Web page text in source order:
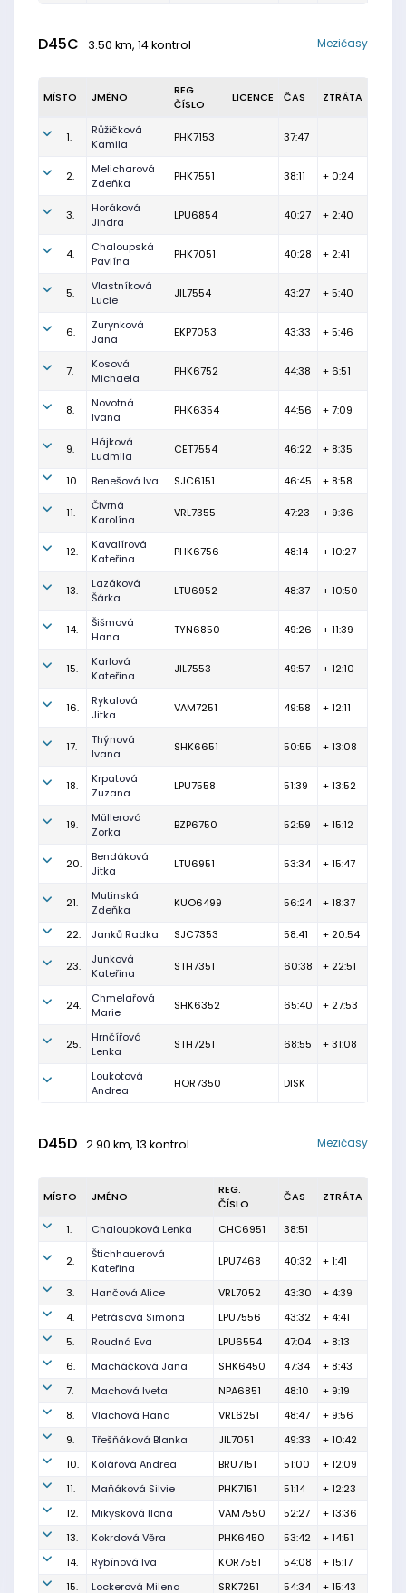
D45C 3.50 km, 14 kontrol Mezičasy
MÍSTO JMÉNO
REG.
ČÍSLO
LICENCE ČAS ZTRÁTA
1.
Růžičková
Kamila
PHK7153 37:47
2.
Melicharová
Zdeňka
PHK7551 38:11 + 0:24
3.
Horáková
Jindra
LPU6854 40:27 + 2:40
4.
Chaloupská
Pavlína
PHK7051 40:28 + 2:41
5.
Vlastníková
Lucie
JIL7554 43:27 + 5:40
6.
Zurynková
Jana
EKP7053 43:33 + 5:46
7.
Kosová
Michaela
PHK6752 44:38 + 6:51
8.
Novotná
Ivana
PHK6354 44:56 + 7:09
9.
Hájková
Ludmila
CET7554 46:22 + 8:35
10. Benešová Iva SJC6151 46:45 + 8:58
11.
Čivrná
Karolína
VRL7355 47:23 + 9:36
12.
Kavalírová
Kateřina
PHK6756 48:14 + 10:27
13.
Lazáková
Šárka
LTU6952 48:37 + 10:50
14.
Šišmová
Hana
TYN6850 49:26 + 11:39
15.
Karlová
Kateřina
JIL7553 49:57 + 12:10
16.
Rykalová
Jitka
VAM7251 49:58 + 12:11
17.
Thýnová
Ivana
SHK6651 50:55 + 13:08
18.
Krpatová
Zuzana
LPU7558 51:39 + 13:52
19.
Müllerová
Zorka
BZP6750 52:59 + 15:12
20.
Bendáková
Jitka
LTU6951 53:34 + 15:47
21.
Mutinská
Zdeňka
KUO6499 56:24 + 18:37
22. Janků Radka SJC7353 58:41 + 20:54
23.
Junková
Kateřina
STH7351 60:38 + 22:51
24.
Chmelařová
Marie
SHK6352 65:40 + 27:53
25.
Hrnčířová
Lenka
STH7251 68:55 + 31:08
Loukotová
Andrea
HOR7350 DISK
D45D 2.90 km, 13 kontrol Mezičasy
MÍSTO JMÉNO
REG.
ČÍSLO
ČAS ZTRÁTA
1. Chaloupková Lenka CHC6951 38:51
2.
Štichhauerová
Kateřina
LPU7468 40:32 + 1:41
3. Hančová Alice VRL7052 43:30
+ 4:39
4.
Petrásová Simona LPU7556 43:32
+ 4:41
5.
Roudná Eva LPU6554 47:04
+ 8:13
6.
Macháčková Jana SHK6450 47:34
+ 8:43
7.
Machová Iveta NPA6851 48:10
+ 9:19
8.
Vlachová Hana VRL6251 48:47
+ 9:56
9.
Třešňáková Blanka JIL7051 49:33
+ 10:42
10.
Kolářová Andrea BRU7151 51:00
+ 12:09
11.
Maňáková Silvie PHK7151 51:14
+ 12:23
12.
Mikysková Ilona VAM7550 52:27
+ 13:36
13.
Kokrdová Věra PHK6450 53:42
+ 14:51
14.
Rybínová Iva KOR7551 54:08
+ 15:17
15.
Lockerová Milena SRK7251 54:34 + 15:43